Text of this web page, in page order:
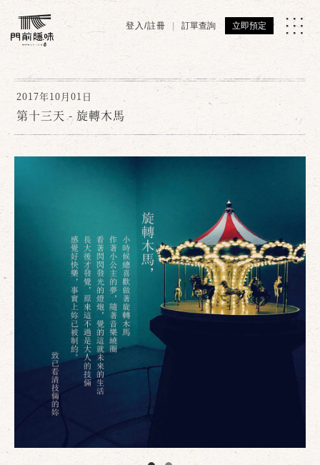
登入/註冊 訂單查詢 立即預定
2017年10月01日
第十三天 - 旋轉木馬